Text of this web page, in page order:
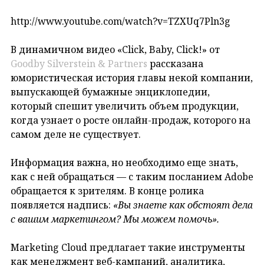
http://www.youtube.com/watch?v=TZXUq7Pln3g
В динамичном видео «Click, Baby, Click!» от
Goodby Silverstein & Partners рассказана
юмористическая история главы некой компании,
выпускающей бумажные энциклопедии,
который спешит увеличить объем продукции,
когда узнает о росте онлайн-продаж, которого на
самом деле не существует.
Информация важна, но необходимо еще знать,
как с ней обращаться — с таким посланием Adobe
обращается к зрителям. В конце ролика
появляется надпись: «Вы знаете как обстоят дела
с вашим маркетингом? Мы можем помочь».
Marketing Cloud предлагает такие инструменты
как менеджмент веб-кампаний, аналитика,